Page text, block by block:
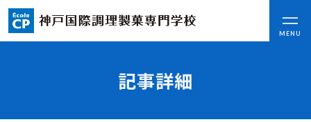
MENU
CLOSE
記事詳細